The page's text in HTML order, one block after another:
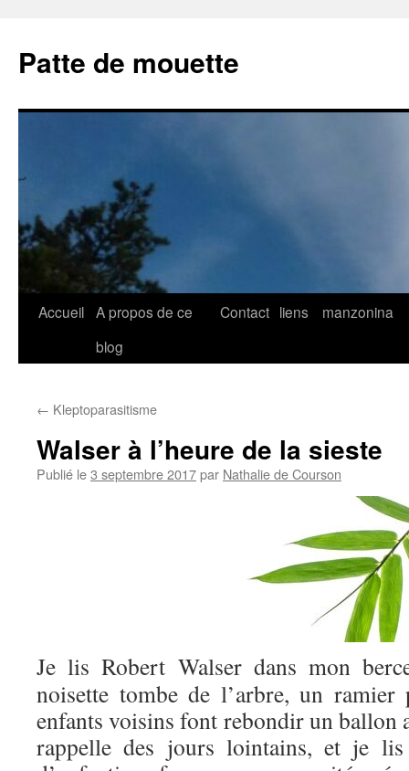
contenu
Patte de mouette
Accueil A propos de ce
blog
Contact liens manzonina
← Kleptoparasitisme
Walser à l’heure de la sieste
Publié le3 septembre 2017par Nathalie de Courson
Je lis Robert Walser dans mon
noisette tombe de l’arbre, un ramier
enfants voisins font rebondir un ballon
rappelle des jours lointains, et je